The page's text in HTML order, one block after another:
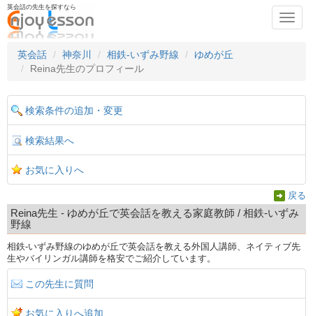
英会話の先生を探すなら
英会話
神奈川 相鉄-いずみ野線
ゆめが丘
Reina先生のプロフィール
検索条件の追加・変更
検索結果へ
お気に入りへ
戻る
Reina先生 - ゆめが丘で英会話を教える家庭教師 / 相鉄-いずみ
野線
相鉄-いずみ野線のゆめが丘で英会話を教える外国人講師、ネイティブ先
生やバイリンガル講師を格安でご紹介しています。
この先生に質問
お気に入りへ追加